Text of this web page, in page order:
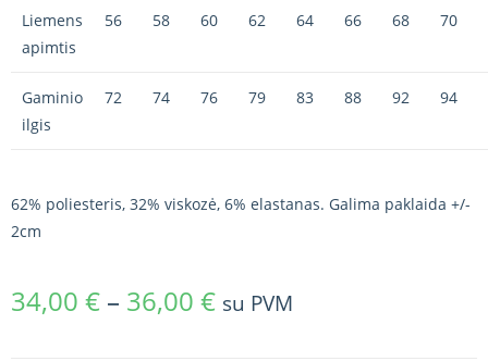
Liemens
apimtis
56 58 60 62 64 66 68 70
Gaminio
ilgis
72 74 76 79 83 88 92 94
62% poliesteris, 32% viskozė, 6% elastanas. Galima paklaida +/-
2cm
34,00 € – 36,00 € su PVM